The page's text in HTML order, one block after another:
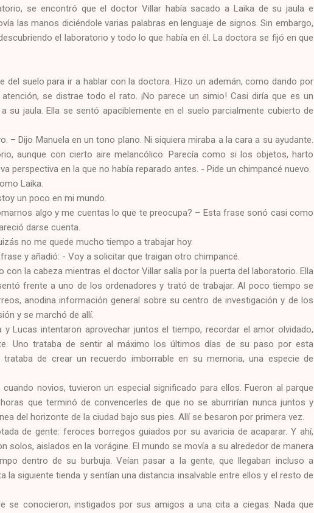
se encontró que el doctor Villar había sacado a Laika de su jaula e
las manos diciéndole varias palabras en lenguaje de signos. Sin embargo,
el laboratorio y todo lo que había en él. La doctora se fijó en que
del suelo para ir a hablar con la doctora. Hizo un ademán, como dando por
se distrae todo el rato. ¡No parece un simio! Casi diría que es un
su jaula. Ella se sentó apaciblemente en el suelo parcialmente cubierto de
– Dijo Manuela en un tono plano. Ni siquiera miraba a la cara a su ayudante.
aunque con cierto aire melancólico. Parecía como si los objetos, harto
perspectiva en la que no había reparado antes. - Pide un chimpancé nuevo.
Laika.
un poco en mi mundo.
algo y me cuentas lo que te preocupa? – Esta frase sonó casi como
darse cuenta.
no me quede mucho tiempo a trabajar hoy.
y añadió: - Voy a solicitar que traigan otro chimpancé.
la cabeza mientras el doctor Villar salía por la puerta del laboratorio. Ella
frente a uno de los ordenadores y trató de trabajar. Al poco tiempo se
anodina información general sobre su centro de investigación y de los
y se marchó de allí.
y Lucas intentaron aprovechar juntos el tiempo, recordar el amor olvidado,
Uno trataba de sentir al máximo los últimos días de su paso por esta
de crear un recuerdo imborrable en su memoria, una especie de
novios, tuvieron un especial significado para ellos. Fueron al parque
que terminó de convencerles de que no se aburrirían nunca juntos y
del horizonte de la ciudad bajo sus pies. Allí se besaron por primera vez.
de gente: feroces borregos guiados por su avaricia de acaparar. Y ahí,
solos, aislados en la vorágine. El mundo se movía a su alrededor de manera
dentro de su burbuja. Veían pasar a la gente, que llegaban incluso a
siguiente tienda y sentían una distancia insalvable entre ellos y el resto de
se conocieron, instigados por sus amigos a una cita a ciegas. Nada que